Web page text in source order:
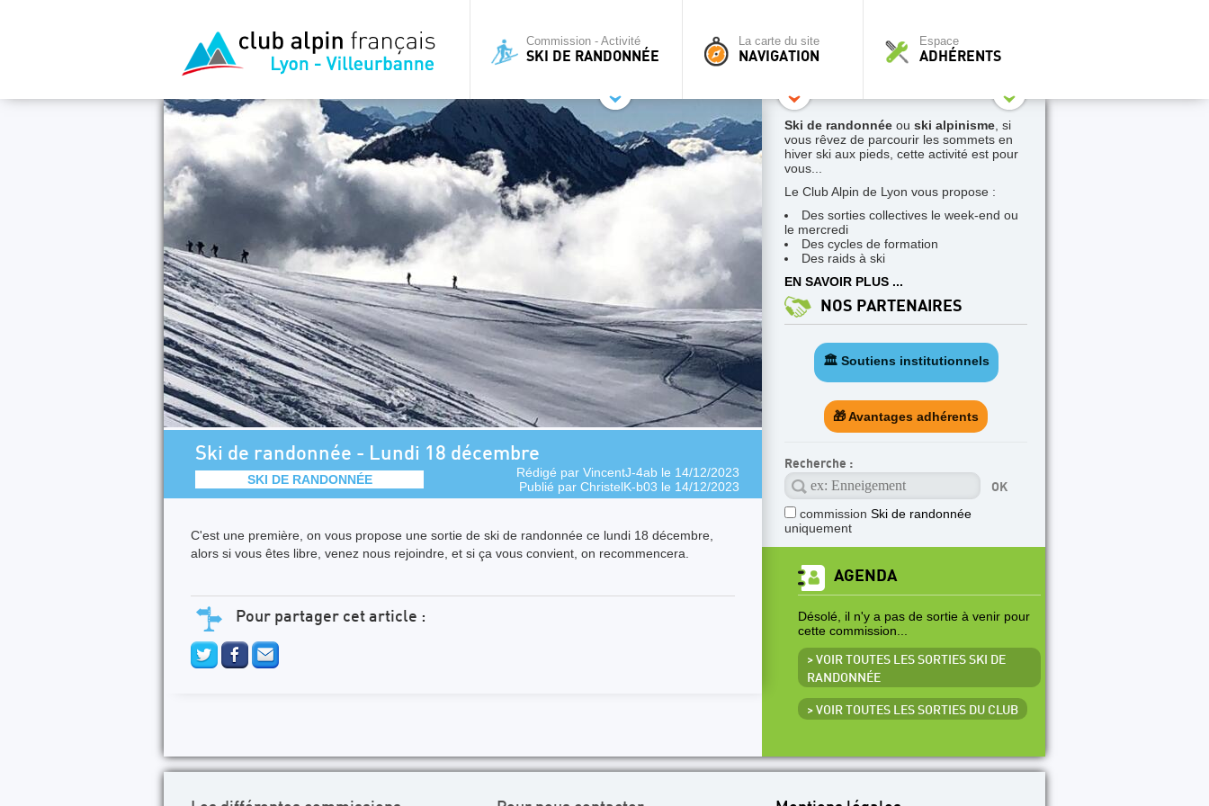
Commission - Activité
SKI DE RANDONNÉE
La carte du site
NAVIGATION
Espace
ADHÉRENTS
Ski de randonnée - Lundi 18 décembre
SKI DE RANDONNÉE Rédigé par VincentJ-4ab le 14/12/2023
Publié par ChristelK-b03 le 14/12/2023
C'est une première, on vous propose une sortie de ski de randonnée ce lundi 18 décembre,
alors si vous êtes libre, venez nous rejoindre, et si ça vous convient, on recommencera.
Pour partager cet article :
Ski de randonnée ou ski alpinisme , si
vous rêvez de parcourir les sommets en
hiver ski aux pieds, cette activité est pour
vous...
Le Club Alpin de Lyon vous propose :
Des sorties collectives le week-end ou
le mercredi
Des cycles de formation
Des raids à ski
EN SAVOIR PLUS ...
NOS PARTENAIRES
🏛️ Soutiens institutionnels
🎁 Avantages adhérents
Recherche :
commission Ski de randonnée
uniquement
AGENDA
Désolé, il n'y a pas de sortie à venir pour
cette commission...
> VOIR TOUTES LES SORTIES SKI DE
RANDONNÉE
> VOIR TOUTES LES SORTIES DU CLUB